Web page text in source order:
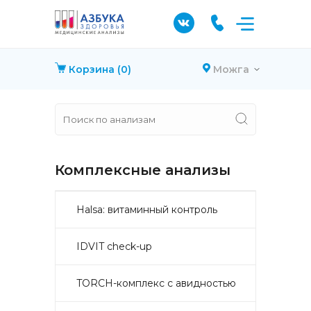
Корзина (0) Можга
Комплексные анализы
Halsa: витаминный контроль
IDVIT check-up
TORCH-комплекс с авидностью